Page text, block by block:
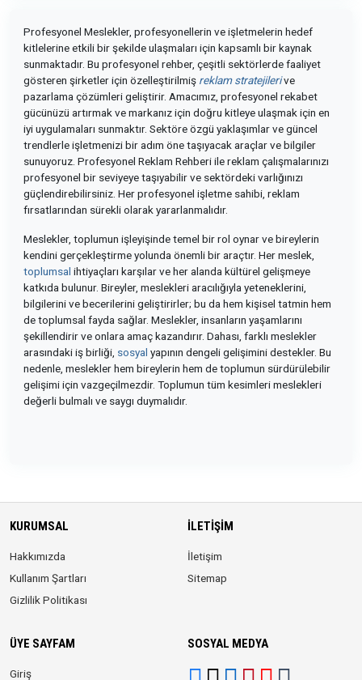
Profesyonel Meslekler, profesyonellerin ve işletmelerin hedef
kitlelerine etkili bir şekilde ulaşmaları için kapsamlı bir kaynak
sunmaktadır. Bu profesyonel rehber, çeşitli sektörlerde faaliyet
gösteren şirketler için özelleştirilmiş reklam stratejilerive
pazarlama çözümleri geliştirir. Amacımız, profesyonel rekabet
gücünüzü artırmak ve markanız için doğru kitleye ulaşmak için en
iyi uygulamaları sunmaktır. Sektöre özgü yaklaşımlar ve güncel
trendlerle işletmenizi bir adım öne taşıyacak araçlar ve bilgiler
sunuyoruz. Profesyonel Reklam Rehberi ile reklam çalışmalarınızı
profesyonel bir seviyeye taşıyabilir ve sektördeki varlığınızı
güçlendirebilirsiniz. Her profesyonel işletme sahibi, reklam
fırsatlarından sürekli olarak yararlanmalıdır.
Meslekler, toplumun işleyişinde temel bir rol oynar ve bireylerin
kendini gerçekleştirme yolunda önemli bir araçtır. Her meslek,
toplumsal ihtiyaçları karşılar ve her alanda kültürel gelişmeye
katkıda bulunur. Bireyler, meslekleri aracılığıyla yeteneklerini,
bilgilerini ve becerilerini geliştirirler; bu da hem kişisel tatmin hem
de toplumsal fayda sağlar. Meslekler, insanların yaşamlarını
şekillendirir ve onlara amaç kazandırır. Dahası, farklı meslekler
arasındaki iş birliği, sosyal yapının dengeli gelişimini destekler. Bu
nedenle, meslekler hem bireylerin hem de toplumun sürdürülebilir
gelişimi için vazgeçilmezdir. Toplumun tüm kesimleri meslekleri
değerli bulmalı ve saygı duymalıdır.
KURUMSAL
Hakkımızda
Kullanım Şartları
Gizlilik Politikası
İLETIŞIM
İletişim
Sitemap
ÜYE SAYFAM
Giriş
SOSYAL MEDYA